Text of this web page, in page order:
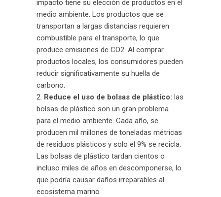
impacto tiene su elección de productos en el
medio ambiente. Los productos que se
transportan a largas distancias requieren
combustible para el transporte, lo que
produce emisiones de CO2. Al comprar
productos locales, los consumidores pueden
reducir significativamente su huella de
carbono.
Reduce el uso de bolsas de plástico: las
bolsas de plástico son un gran problema
para el medio ambiente. Cada año, se
producen mil millones de toneladas métricas
de residuos plásticos y solo el 9% se recicla.
Las bolsas de plástico tardan cientos o
incluso miles de años en descomponerse, lo
que podría causar daños irreparables al
ecosistema marino